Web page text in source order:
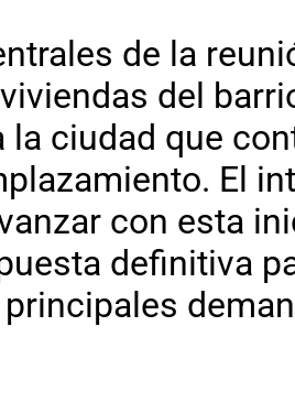
de la
del
la ciudad que
El
con esta
definitiva